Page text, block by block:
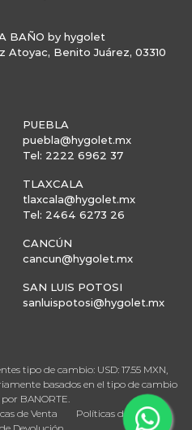
BAÑO by hygolet
Atoyac, Benito Juárez, 03310
PUEBLA
puebla@hygolet.mx
Tel: 2222 6962 37
TLAXCALA
tlaxcala@hygolet.mx
Tel: 2464 6273 26
CANCÚN
cancun@hygolet.mx
SAN LUIS POTOSI
sanluispotosi@hygolet.mx
tipo de cambio: USD: 17.55 MXN,
basados en el tipo de cambio
BANORTE.
de Venta
Políticas de Entrega